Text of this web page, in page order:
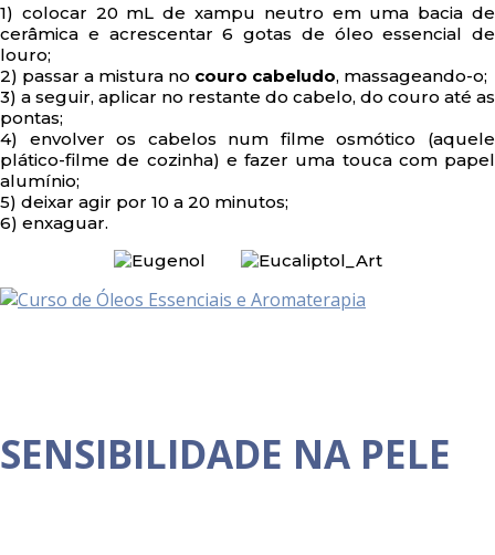
1) colocar 20 mL de xampu neutro em uma bacia de
cerâmica e acrescentar 6 gotas de óleo essencial de
louro;
2) passar a mistura no couro cabeludo, massageando-o;
3) a seguir, aplicar no restante do cabelo, do couro até as
pontas;
4) envolver os cabelos num filme osmótico (aquele
plático-filme de cozinha) e fazer uma touca com papel
alumínio;
5) deixar agir por 10 a 20 minutos;
6) enxaguar.
SENSIBILIDADE NA PELE